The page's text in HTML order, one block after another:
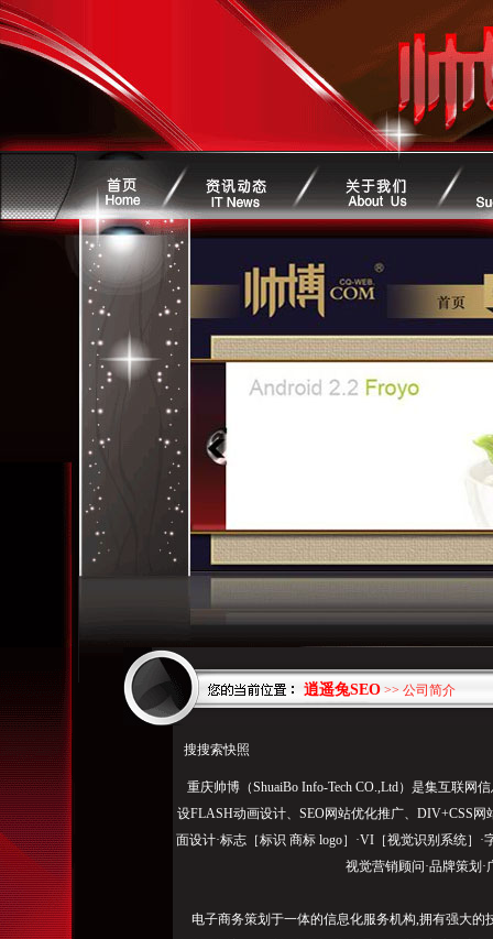
逍遥兔SEO >> 公司简介
搜搜索快照
重庆帅博（ShuaiBo Info-Tech CO.,Ltd）是集互联网
设FLASH动画设计、SEO网站优化推广、DIV+CSS
面设计·标志［标识 商标 logo］·VI［视觉识别系统］·
视觉营销顾问·品牌策划
电子商务策划于一体的信息化服务机构,拥有强大的